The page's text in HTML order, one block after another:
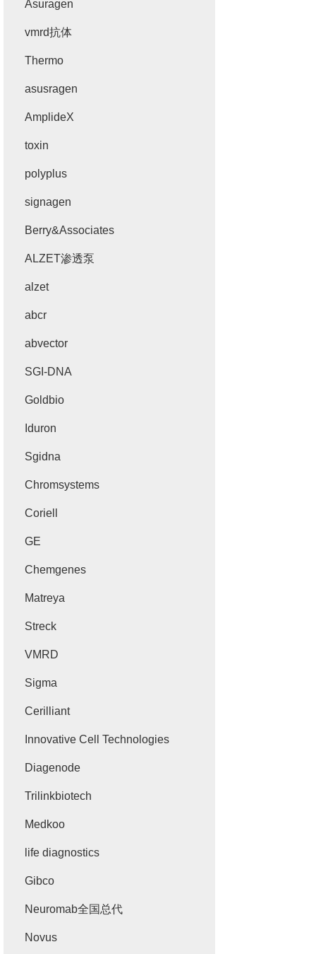
Asuragen
vmrd抗体
Thermo
asusragen
AmplideX
toxin
polyplus
signagen
Berry&Associates
ALZET渗透泵
alzet
abcr
abvector
SGI-DNA
Goldbio
Iduron
Sgidna
Chromsystems
Coriell
GE
Chemgenes
Matreya
Streck
VMRD
Sigma
Cerilliant
Innovative Cell Technologies
Diagenode
Trilinkbiotech
Medkoo
life diagnostics
Gibco
Neuromab全国总代
Novus